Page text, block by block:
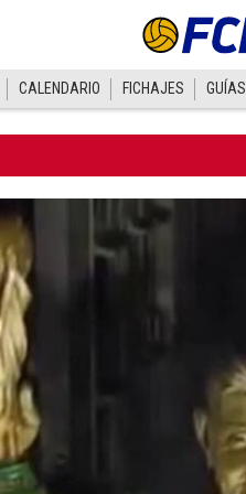
CALENDARIO FICHAJES GUÍAS